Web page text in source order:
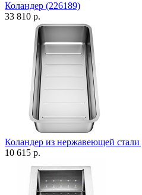
Коландер (226189)
33 810 р.
Коландер из нержавеющей
10 615 р.